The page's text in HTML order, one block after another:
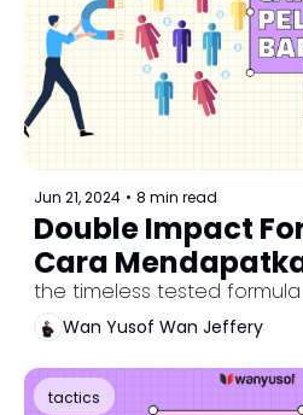
Jun 21, 2024 • 8 min read
Double Impact
Cara
Baru
the timeless tested formula
Wan Yusof Wan Jeffery
tactics